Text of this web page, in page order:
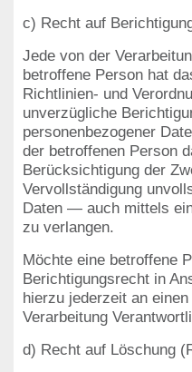
c) Recht auf
Jede von der
betroffene Person hat
Richtlinien- und
unverzügliche
personenbezogener
der betroffenen Person
Berücksichtigung der
Vervollständigung
Daten — auch mittels
zu verlangen.
Möchte eine betroffene
Berichtigungsrecht in
hierzu jederzeit an
Verarbeitung
d) Recht auf Löschung